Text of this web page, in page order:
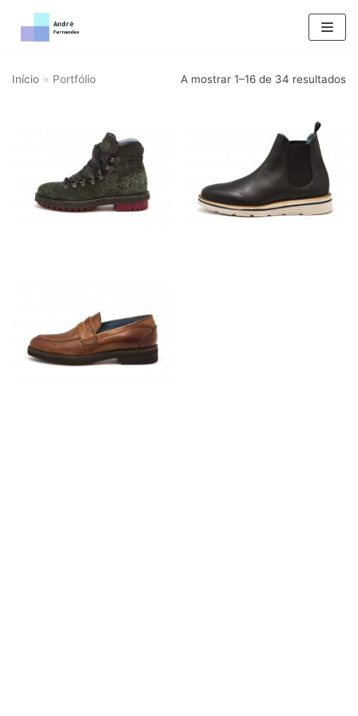
to
Início » Portfólio A mostrar 1–16 de 34 resultados